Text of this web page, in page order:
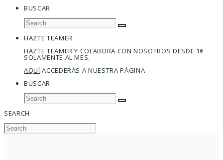
BUSCAR
HAZTE TEAMER
HAZTE TEAMER Y COLABORA CON NOSOTROS DESDE 1€
SOLAMENTE AL MES.
AQUÍACCEDERÁS A NUESTRA PÁGINA
BUSCAR
SEARCH